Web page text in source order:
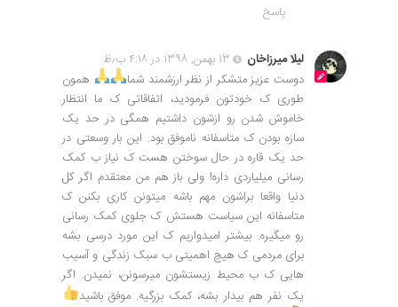
پاسخ
لیلا میرزاخان
۱۳ بهمن, ۱۳۹۸ در ۴:۱۸ ب٫ظ
دوست عزیز متشکر از نظر ارزشمند شما
همون
طوری ک خودتون فرمودید، اتفاقاتی ک ما انتظار
خاموش شدن رو ازشون داشتیم همگی در حد یک
سازه بودن ک متاسفانه ناموفق بود. این بار وسعتی در
حد یک قاره در حال سوختن هست ک نیاز ب کمک
رسانی میلیاردی داره! ولی باز هم من معتقدم اگر کل
دنیا واقعا براشون مهم باشه میتونن کاری بکنن ک
متاسفانه این سیاست هستش ک جلوی کمک رسانی
رو میگیره. بیشتر امیدواریم ک این مورد درسی بشه
برای مردمی ک هیچ اهمیتی ب سبک زندگی و آسیب
هایی ک ب محیط زیستشون میرسونن، نمیدن. اگر
یک نفر هم بیدار بشه، کمک بزرگیه. موفق باشید